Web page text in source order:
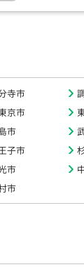
寺市
京市
市
子市
市
市